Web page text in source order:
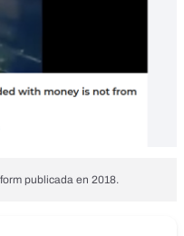
publicada en 2018.